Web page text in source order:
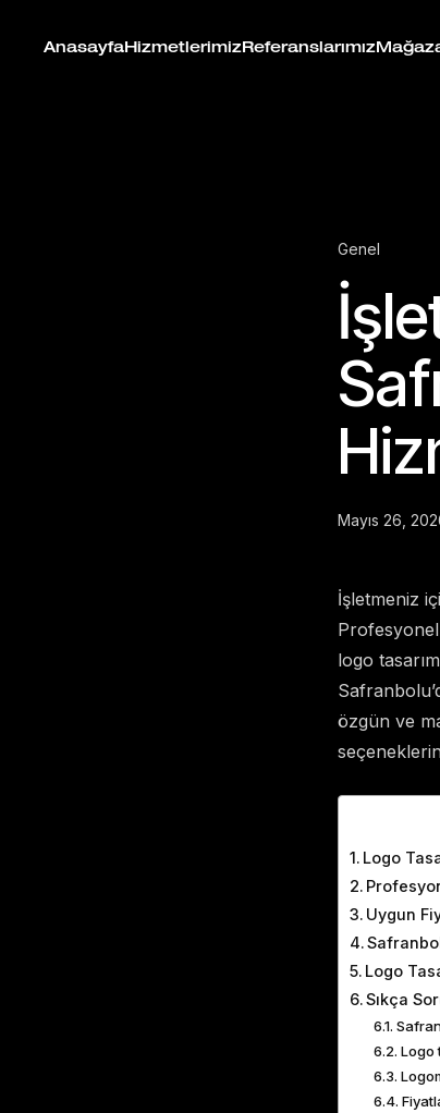
Anasayfa Hizmetlerimiz Referanslarımız
Genel
Mayıs 26,
İşletmeniz
Profesyonel
logo
özgün ve
Logo
Uygun
Logo
Sıkça
Logo